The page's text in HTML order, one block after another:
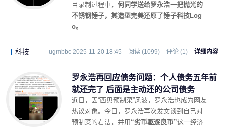
目录制过程中， 何同学送给罗永浩一把抛光的
不锈钢锤子，其造型完美还原了锤子科技Log
o。
科技 ugmbbc 2025-11-20 18:45 阅读 (1099) 评论 (1) 详细内容
罗永浩再回应债务问题：个人债务五年前
就还完了 后面是主动还的公司债务
近日，因“西贝预制菜”风波，罗永浩也成为网友
热议对象。今日，罗永浩再次发文谈到自己对
预制菜的看法，并用 “劣币驱逐良币”这一经济